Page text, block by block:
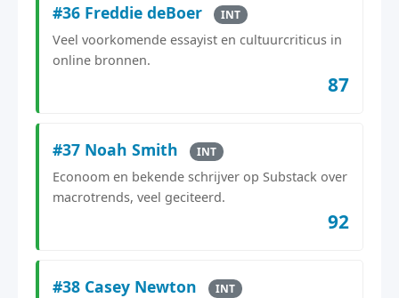
#36 Freddie deBoer INT
Veel voorkomende essayist en cultuurcriticus in
online bronnen.
87
#37 Noah Smith INT
Econoom en bekende schrijver op Substack over
macrotrends, veel geciteerd.
92
#38 Casey Newton INT